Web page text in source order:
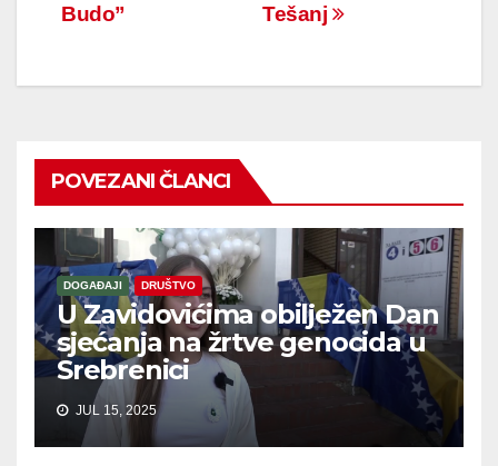
Tešanj
Budo”
POVEZANI ČLANCI
DOGAĐAJI DRUŠTVO
U Zavidovićima obilježen Dan
sjećanja na žrtve genocida u
Srebrenici
JUL 15, 2025